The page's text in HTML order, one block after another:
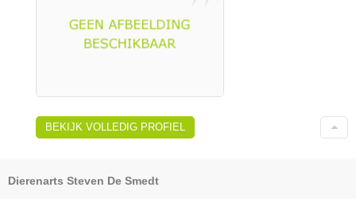
BEKIJK VOLLEDIG PROFIEL
Dierenarts Steven De Smedt